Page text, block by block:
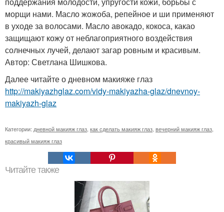
морщи нами. Масло жожоба, репейное и ши применяют
в уходе за волосами. Масло авокадо, кокоса, какао
защищают кожу от неблагоприятного воздействия
солнечных лучей, делают загар ровным и красивым.
Автор: Светлана Шишкова.
Далее читайте о дневном макияже глаз
http://makiyazhglaz.com/vidy-makiyazha-glaz/dnevnoy-
makiyazh-glaz
Категории: дневной макияж глаз, как сделать макияж глаз, вечерний макияж глаз,
красивый макияж глаз
Читайте также